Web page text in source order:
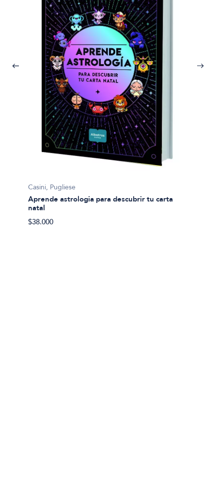
Casini, Pugliese
Aprende astrologia para descubrir tu carta
natal
$38.000